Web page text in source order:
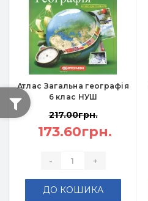
Атлас Загальна географія
6 клас НУШ
217.00грн.
173.60грн.
- +
ДО КОШИКА